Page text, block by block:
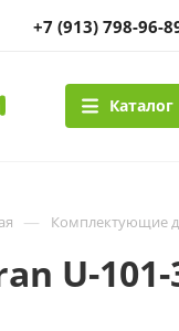
+7 (913) 798-96-
Каталог
— Комплектующие
U-